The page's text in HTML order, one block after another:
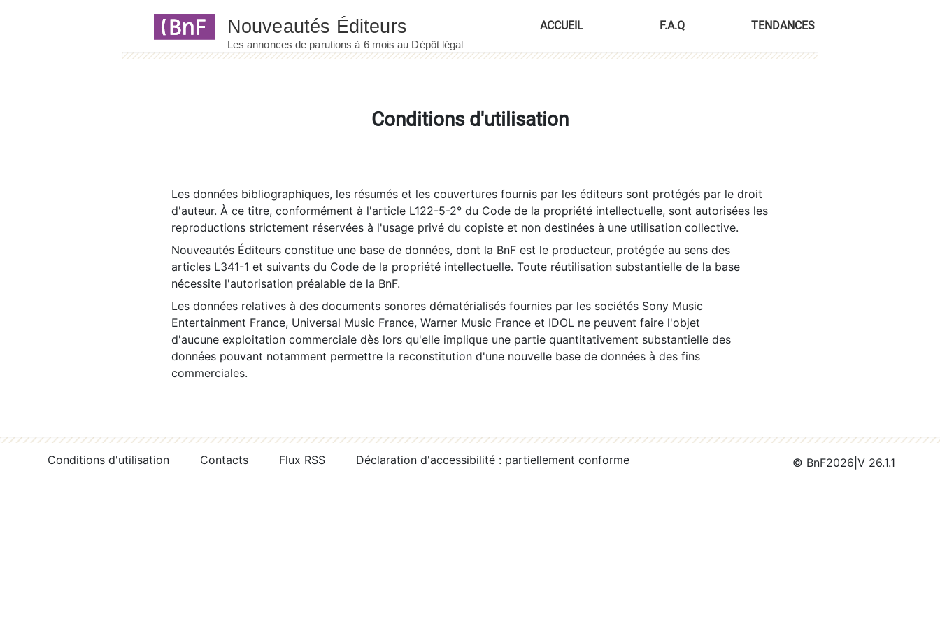
ACCUEIL F.A.Q TENDANCES
Conditions d'utilisation
Les données bibliographiques, les résumés et les couvertures fournis par les éditeurs sont protégés par le droit
d'auteur. À ce titre, conformément à l'article L122-5-2° du Code de la propriété intellectuelle, sont autorisées les
reproductions strictement réservées à l'usage privé du copiste et non destinées à une utilisation collective.
Nouveautés Éditeurs constitue une base de données, dont la BnF est le producteur, protégée au sens des
articles L341-1 et suivants du Code de la propriété intellectuelle. Toute réutilisation substantielle de la base
nécessite l'autorisation préalable de la BnF.
Les données relatives à des documents sonores dématérialisés fournies par les sociétés Sony Music
Entertainment France, Universal Music France, Warner Music France et IDOL ne peuvent faire l'objet
d'aucune exploitation commerciale dès lors qu'elle implique une partie quantitativement substantielle des
données pouvant notamment permettre la reconstitution d'une nouvelle base de données à des fins
commerciales.
Conditions d'utilisation Contacts Flux RSS Déclaration d'accessibilité : partiellement conforme © BnF2026 V 26.1.1